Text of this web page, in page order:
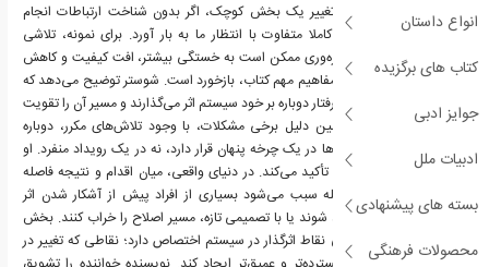
انواع داستان
کتاب های برگزیده
جوایز ادبی
ادبیات ملل
بسته های پیشنهادی
محصولات فرهنگی
نشان می‌دهد که گاهی تغییر یک بخش کوچک، اگر بدون شناخت ارتباطات انجام
شود، می‌تواند نتیجه‌ای کاملا متفاوت با انتظار ما به بار آورد. برای نمونه، تلاشی
شتاب‌زده برای افزایش بهره‌وری ممکن است به خستگی بیشتر، افت کیفیت و کاهش
انگیزه منجر شود. یکی از مفاهیم مهم کتاب، بازخورد است. شوستر توضیح می‌دهد که
در هر سیستم، نتایج یک رفتار دوباره بر خود سیستم اثر می‌گذارند و مسیر آن را تقویت
یا تعدیل می‌کنند. به همین دلیل برخی مشکلات، با وجود تلاش‌های مکرر، دوباره
بازمی‌گردند؛ زیرا ریشه آن‌ها در یک چرخه پنهان قرار دارد، نه در یک رویداد منفرد. او
همچنین بر اهمیت تاخیر تأکید می‌کند. در دنیای واقعی، میان اقدام و نتیجه فاصله
وجود دارد و همین فاصله سبب می‌شود بسیاری از افراد پیش از آشکار شدن اثر
تصمیم‌های درست، ناامید شوند یا با تصمیمی تازه، مسیر اصلاح را خراب کنند. بخش
کاربردی کتاب به شناسایی نقاط اثرگذار در سیستم اختصاص دارد؛ نقاطی که تغییر در